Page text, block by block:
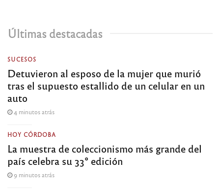
Últimas destacadas
SUCESOS
Detuvieron al esposo de la mujer que murió
tras el supuesto estallido de un celular en un
auto
4 minutos atrás
HOY CÓRDOBA
La muestra de coleccionismo más grande del
país celebra su 33° edición
9 minutos atrás